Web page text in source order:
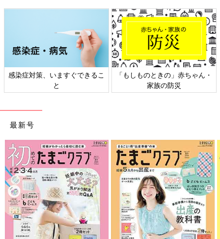
感染症対策、いますぐできるこ
と
「もしものときの」赤ちゃん・
家族の防災
最新号